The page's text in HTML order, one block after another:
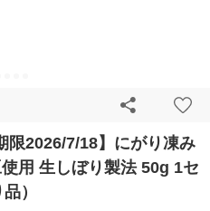
限2026/7/18】にがり凍み
用 生しぼり製法 50g 1セ
）